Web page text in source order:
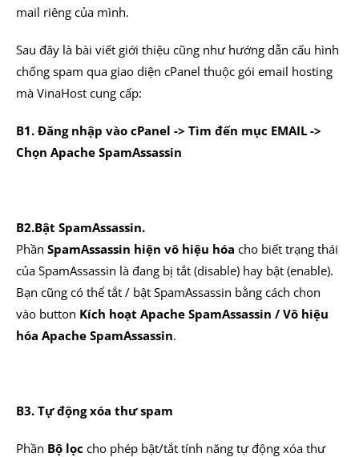
mail riêng của mình.
Sau đây là bài viết giới thiệu cũng như hướng dẫn cấu hình
chống spam qua giao diện cPanel thuộc gói email hosting
mà VinaHost cung cấp:
B1. Đăng nhập vào cPanel -> Tìm đến mục EMAIL ->
Chọn Apache SpamAssassin
B2.Bật SpamAssassin.
Phần SpamAssassin hiện vô hiệu hóa cho biết trạng thái
của SpamAssassin là đang bị tắt (disable) hay bật (enable).
Bạn cũng có thể tắt / bật SpamAssassin bằng cách chon
vào button Kích hoạt Apache SpamAssassin / Vô hiệu
hóa Apache SpamAssassin.
B3. Tự động xóa thư spam
Phần Bộ lọc cho phép bật/tắt tính năng tự động xóa thư